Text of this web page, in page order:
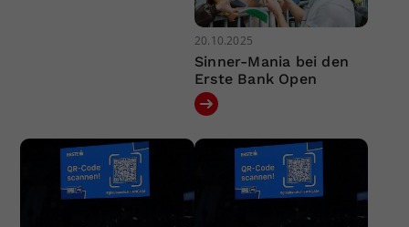
20.10.2025
Sinner-Mania bei den
Erste Bank Open